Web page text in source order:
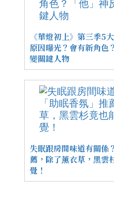
《華燈初上》第三季5
原因曝光？會有新角色
變關鍵人物
失眠跟房間味道有關係
薦，除了薰衣草，黑雲
覺！